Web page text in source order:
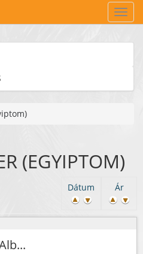
(EGYIPTOM)
Ár
Dátum